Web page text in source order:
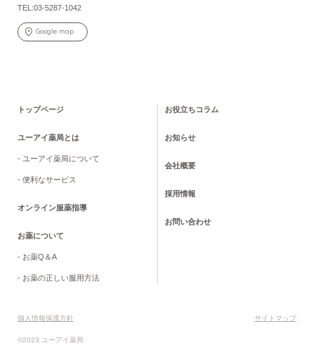
TEL:03-5287-1042
Google map
トップページ
ユーアイ薬局とは
- ユーアイ薬局について
- 便利なサービス
オンライン服薬指導
お薬について
- お薬Q＆A
- お薬の正しい服用方法
お役立ちコラム
お知らせ
会社概要
採用情報
お問い合わせ
©2023 ユーアイ薬局
個人情報保護方針 サイトマップ